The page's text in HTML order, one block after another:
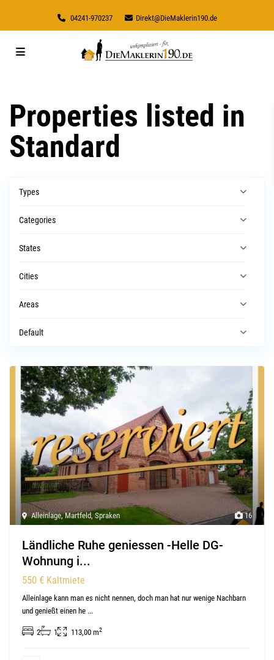
04241-970237 Direkt@DieMaklerin190.de
Properties listed in
Standard
Types
Categories
States
Cities
Areas
Default
16
Alleinlage,Martfeld,Spraken
Ländliche Ruhe geniessen -Helle DG-
Wohnung i...
550 € Kaltmiete
Alleinlage kann man es nicht nennen, doch man hat nur wenige Nachbarn
und genießt einen he ...
2 1 113,00 m2